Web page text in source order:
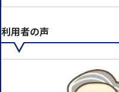
利用者の声